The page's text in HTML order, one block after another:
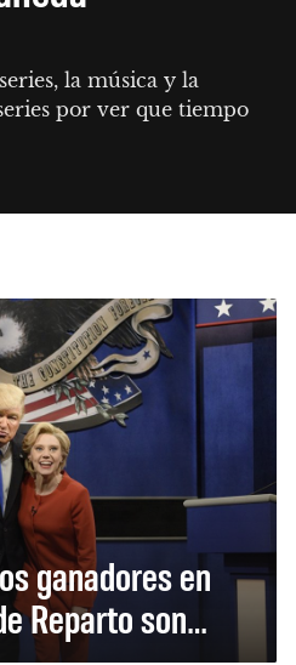
la música y la
por ver que tiempo
ganadores en
Reparto son…